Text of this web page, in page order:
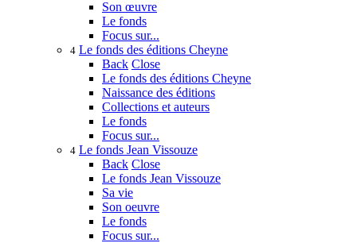
Son œuvre
Le fonds
Focus sur...
4 Le fonds des éditions Cheyne
Back Close
Le fonds des éditions Cheyne
Naissance des éditions
Collections et auteurs
Le fonds
Focus sur...
4 Le fonds Jean Vissouze
Back Close
Le fonds Jean Vissouze
Sa vie
Son oeuvre
Le fonds
Focus sur...